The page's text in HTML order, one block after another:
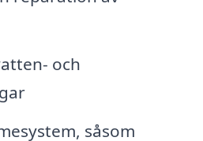
och
såsom